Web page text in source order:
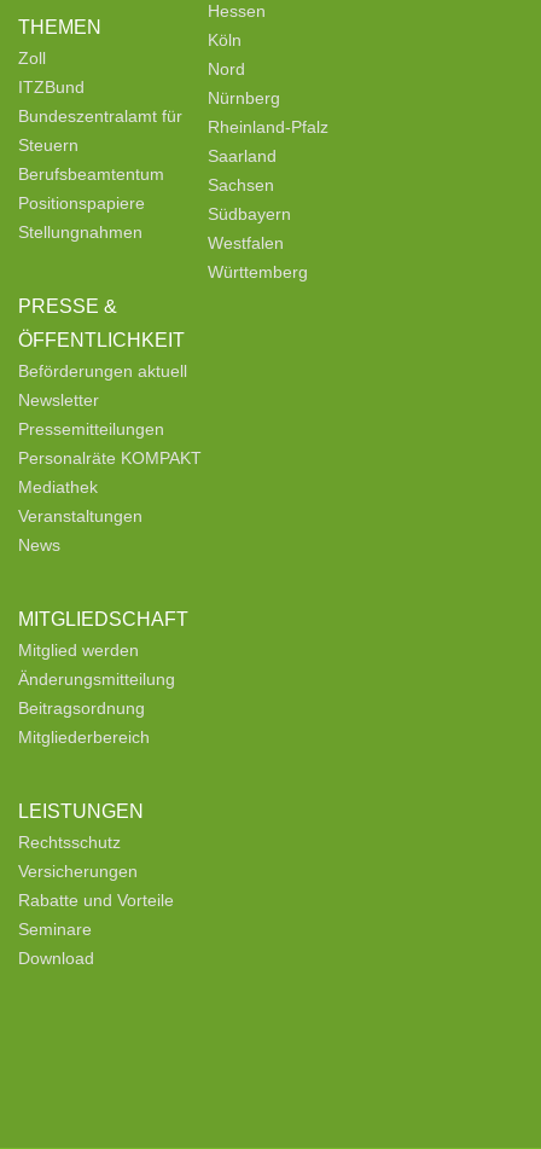
THEMEN
Zoll
ITZBund
Bundeszentralamt für
Steuern
Berufsbeamtentum
Positionspapiere
Stellungnahmen
PRESSE &
ÖFFENTLICHKEIT
Beförderungen aktuell
Newsletter
Pressemitteilungen
Personalräte KOMPAKT
Mediathek
Veranstaltungen
News
MITGLIEDSCHAFT
Mitglied werden
Änderungsmitteilung
Beitragsordnung
Mitgliederbereich
LEISTUNGEN
Rechtsschutz
Versicherungen
Rabatte und Vorteile
Seminare
Download
Hessen
Köln
Nord
Nürnberg
Rheinland-Pfalz
Saarland
Sachsen
Südbayern
Westfalen
Württemberg